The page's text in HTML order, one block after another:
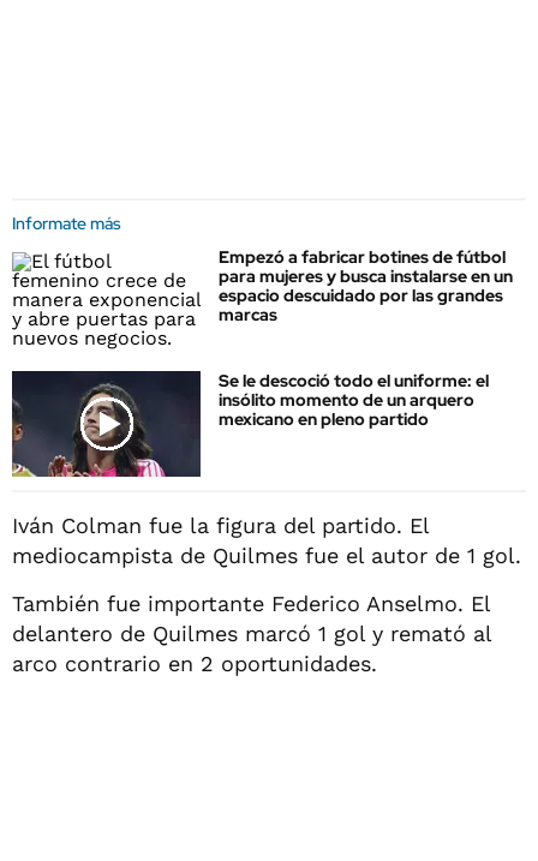
Informate más
Empezó a fabricar botines de fútbol
para mujeres y busca instalarse en un
espacio descuidado por las grandes
marcas
Se le descoció todo el uniforme: el
insólito momento de un arquero
mexicano en pleno partido
Iván Colman fue la figura del partido. El
mediocampista de Quilmes fue el autor de 1 gol.
También fue importante Federico Anselmo. El
delantero de Quilmes marcó 1 gol y remató al
arco contrario en 2 oportunidades.